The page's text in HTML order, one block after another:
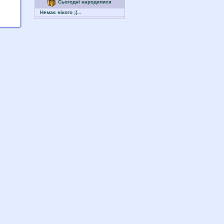
Сьогодні народилися
Немає нікого ;(...